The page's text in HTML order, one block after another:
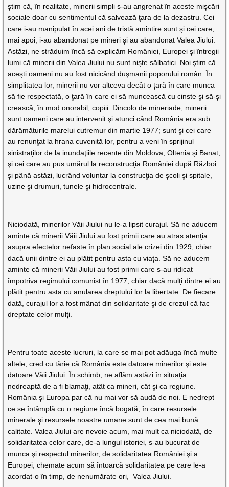
ştim că, în realitate, minerii simpli s-au angrenat în aceste mişcări
sociale doar cu sentimentul că salvează ţara de la dezastru. Cei
care i-au manipulat în acei ani de tristă amintire sunt şi cei care,
mai apoi, i-au abandonat pe mineri şi au abandonat Valea Jiului.
Astăzi, ne străduim încă să explicăm României, Europei şi întregii
lumi că minerii din Valea Jiului nu sunt nişte sălbatici. Noi ştim că
aceşti oameni nu au fost nicicând duşmanii poporului român. În
simplitatea lor, minerii nu vor altceva decât o ţară în care munca
să fie respectată, o ţară în care ei să muncească cu cinste şi să-şi
crească, în mod onorabil, copiii. Dincolo de mineriade, minerii
sunt oameni care au intervenit şi atunci când România era sub
dărâmăturile marelui cutremur din martie 1977; sunt şi cei care
au renunţat la hrana cuvenită lor, pentru a veni în sprijinul
sinistraţilor de la inundaţiile recente din Moldova, Oltenia şi Banat;
şi cei care au pus umărul la reconstrucţia României după Război
şi până astăzi, lucrând voluntar la construcţia de şcoli şi spitale,
uzine şi drumuri, tunele şi hidrocentrale.
Niciodată, minerilor Văii Jiului nu le-a lipsit curajul. Să ne aducem
aminte că minerii Văii Jiului au fost primii care au atras atenţia
asupra efectelor nefaste în plan social ale crizei din 1929, chiar
dacă unii dintre ei au plătit pentru asta cu viaţa. Să ne aducem
aminte că minerii Văii Jiului au fost primii care s-au ridicat
împotriva regimului comunist în 1977, chiar dacă mulţi dintre ei au
plătit pentru asta cu anularea dreptului lor la libertate. De fiecare
dată, curajul lor a fost mânat din solidaritate şi de crezul că fac
dreptate celor mulţi.
Pentru toate aceste lucruri, la care se mai pot adăuga încă multe
altele, cred cu tărie că România este datoare minerilor şi este
datoare Văii Jiului. În schimb, ne aflăm astăzi în situaţia
nedreaptă de a fi blamaţi, atât ca mineri, cât şi ca regiune.
România şi Europa par că nu mai vor să audă de noi. E nedrept
ce se întâmplă cu o regiune încă bogată, în care resursele
minerale şi resursele noastre umane sunt de cea mai bună
calitate. Valea Jiului are nevoie acum, mai mult ca niciodată, de
solidaritatea celor care, de-a lungul istoriei, s-au bucurat de
munca şi respectul minerilor, de solidaritatea României şi a
Europei, chemate acum să întoarcă solidaritatea pe care le-a
acordat-o în timp, de nenumărate ori, Valea Jiului.